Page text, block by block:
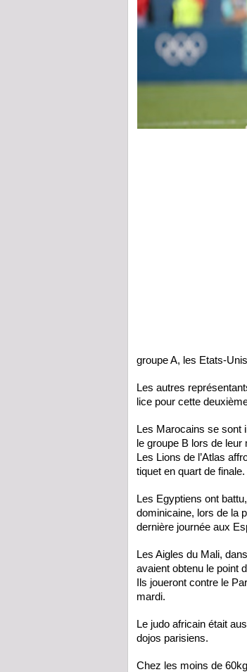
groupe A, les Etats-
Les autres
lice pour cette
Les Marocains se sont
le groupe B lors de leur
Les Lions de l’Atlas
tiquet en quart de finale.
Les Egyptiens ont
dominicaine, lors de la
dernière journée aux
Les Aigles du Mali,
avaient obtenu le point
Ils joueront contre le
mardi.
Le judo africain était
dojos parisiens.
Chez les moins de